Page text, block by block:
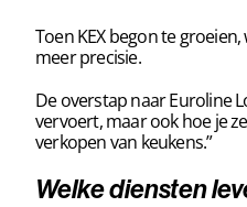
Toen KEX begon te
meer precisie.
De overstap naar Euroline
vervoert, maar ook hoe je
verkopen van keukens.”
Welke diensten